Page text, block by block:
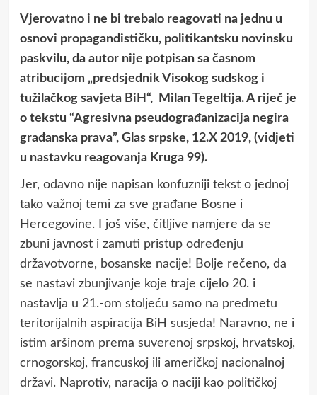
Vjerovatno i ne bi trebalo reagovati na jednu u
osnovi propagandističku, politikantsku novinsku
paskvilu, da autor nije potpisan sa časnom
atribucijom „predsjednik Visokog sudskog i
tužilačkog savjeta BiH“, Milan Tegeltija. A riječ je
o tekstu “Agresivna pseudograđanizacija negira
građanska prava”, Glas srpske, 12.X 2019, (vidjeti
u nastavku reagovanja Kruga 99).
Jer, odavno nije napisan konfuzniji tekst o jednoj
tako važnoj temi za sve građane Bosne i
Hercegovine. I još više, čitljive namjere da se
zbuni javnost i zamuti pristup određenju
državotvorne, bosanske nacije! Bolje rečeno, da
se nastavi zbunjivanje koje traje cijelo 20. i
nastavlja u 21.-om stoljeću samo na predmetu
teritorijalnih aspiracija BiH susjeda! Naravno, ne i
istim aršinom prema suverenoj srpskoj, hrvatskoj,
crnogorskoj, francuskoj ili američkoj nacionalnoj
državi. Naprotiv, naracija o naciji kao političkoj